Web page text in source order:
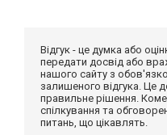
Відгук - це думка або
передати досвід або
нашого сайту з
залишеного відгука. Це
правильне рішення.
спілкування та
питань, що цікавлять.